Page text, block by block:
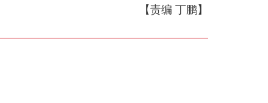
【责编 丁鹏】